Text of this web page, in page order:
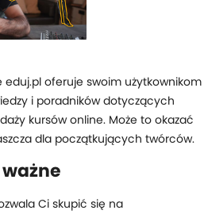
eduj.pl oferuje swoim użytkownikom
i poradników dotyczących
kursów online. Może to okazać
dla początkujących twórców.
Ci skupić się na